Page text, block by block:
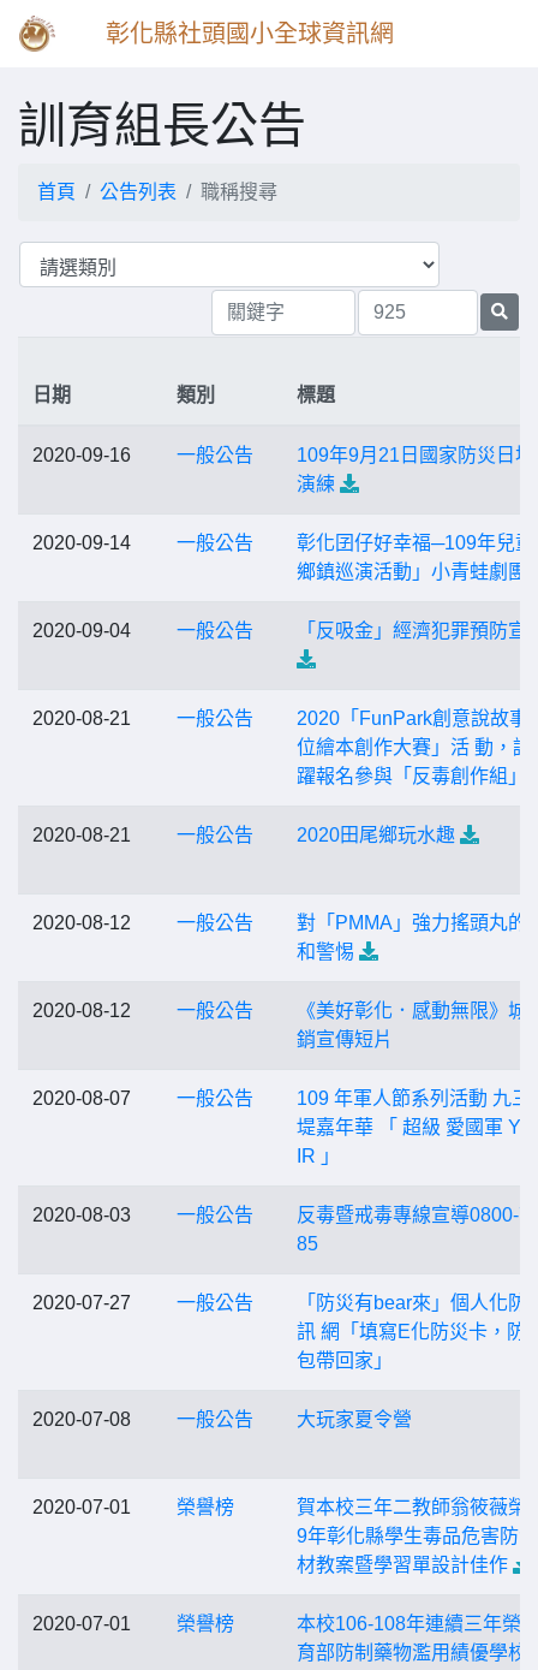
彰化縣社頭國小全球資訊網
訓育組長公告
首頁 公告列表 職稱搜尋
日期 類別 標題
2020-09-16 一般公告
109年9月21日國家防災日地
演練
2020-09-14 一般公告
彰化囝仔好幸福─109年兒童
鄉鎮巡演活動」小青蛙劇團
2020-09-04 一般公告 「反吸金」經濟犯罪預防宣
2020-08-21 一般公告
2020「FunPark創意說故事-
位繪本創作大賽」活 動，請
躍報名參與「反毒創作組」
2020-08-21 一般公告 2020田尾鄉玩水趣
2020-08-12 一般公告
對「PMMA」強力搖頭丸的
和警惕
2020-08-12 一般公告
《美好彰化．感動無限》城
銷宣傳短片
2020-08-07 一般公告
109 年軍人節系列活動 九三
堤嘉年華 「 超級 愛國軍
IR 」
2020-08-03 一般公告
反毒暨戒毒專線宣導0800-
85
2020-07-27 一般公告
「防災有bear來」個人化防
訊 網「填寫E化防災卡，防
包帶回家」
2020-07-08 一般公告 大玩家夏令營
2020-07-01 榮譽榜
賀本校三年二教師翁筱薇榮
9年彰化縣學生毒品危害防
材教案暨學習單設計佳作
2020-07-01 榮譽榜
本校106-108年連續三年榮
育部防制藥物濫用績優學校